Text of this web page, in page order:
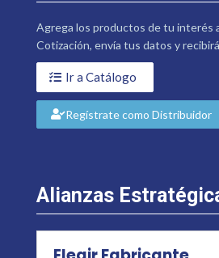
Agrega los productos de tu interés
Cotización, envía tus datos y
Ir a Catálogo
Regístrate como Distribuidor
Alianzas